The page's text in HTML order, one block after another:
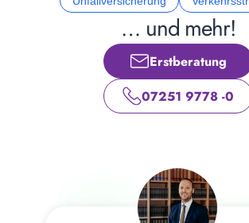
… und mehr!
Erstberatung
07251 9778 -0